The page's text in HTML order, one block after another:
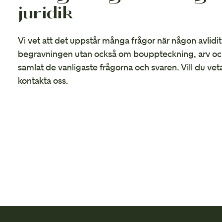
juridik
Vi vet att det uppstår många frågor när någon
begravningen utan också om bouppteckning, arv
samlat de vanligaste frågorna och svaren. Vill du
kontakta oss.